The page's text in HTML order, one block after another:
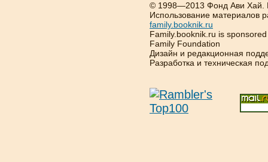
© 1998—2013 Фонд Ави Хай.
Использование материалов
family.booknik.ru
Family.booknik.ru is
Family Foundation
Дизайн и редакционная
Разработка и техническая